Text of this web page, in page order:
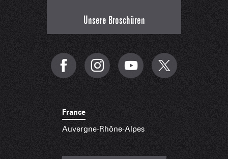
Unsere Broschüren
France
Auvergne-Rhône-Alpes